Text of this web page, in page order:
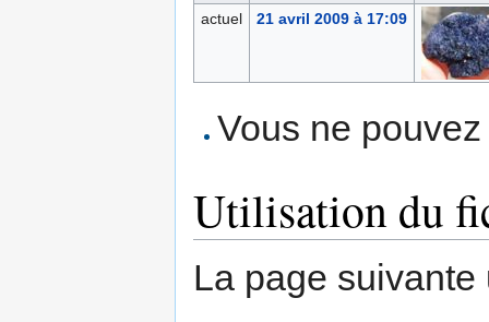
actuel
21 avril 2009 à 17:09
Vous ne
Utilisation du
La page